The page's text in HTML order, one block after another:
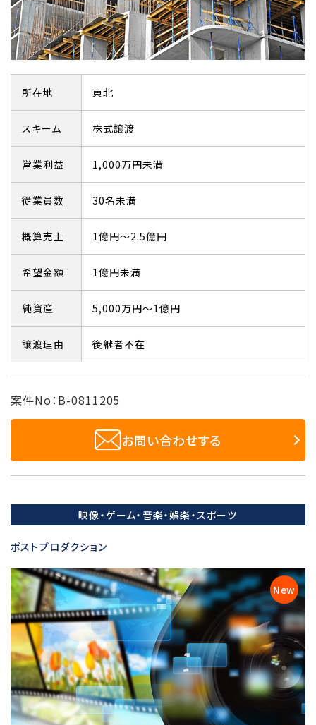
所在地 東北
スキーム 株式譲渡
営業利益 1,000万円未満
従業員数 30名未満
概算売上 1億円～2.5億円
希望金額 1億円未満
純資産 5,000万円～1億円
譲渡理由 後継者不在
案件No：B-0811205
お問い合わせする
映像・ゲーム・音楽・娯楽・スポーツ
ポストプロダクション